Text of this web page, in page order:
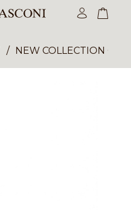
NEW COLLECTION